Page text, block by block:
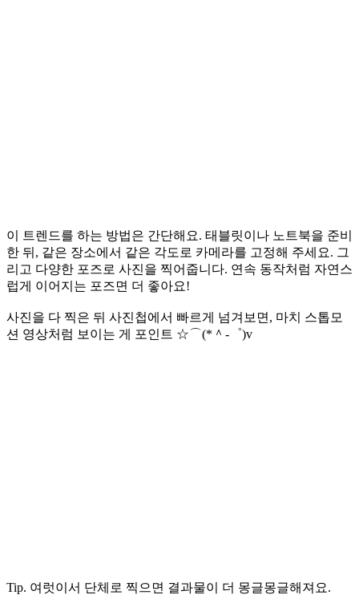
이 트렌드를 하는 방법은 간단해요. 태블릿이나 노트북을 준비
한 뒤, 같은 장소에서 같은 각도로 카메라를 고정해 주세요. 그
리고 다양한 포즈로 사진을 찍어줍니다. 연속 동작처럼 자연스
럽게 이어지는 포즈면 더 좋아요!
사진을 다 찍은 뒤 사진첩에서 빠르게 넘겨보면, 마치 스톱모
션 영상처럼 보이는 게 포인트 ☆⌒(*＾-゜)v
Tip. 여럿이서 단체로 찍으면 결과물이 더 몽글몽글해져요.